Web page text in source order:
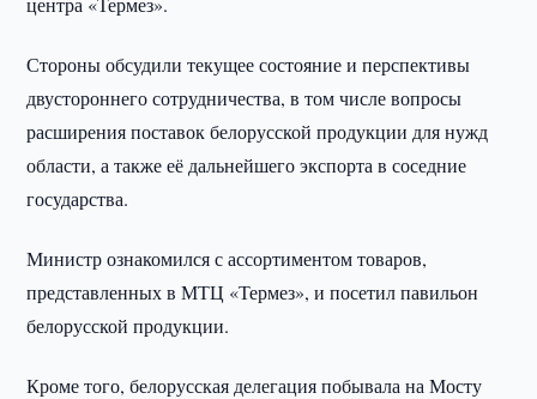
Стороны обсудили текущее состояние и перспективы
двустороннего сотрудничества, в том числе вопросы
расширения поставок белорусской продукции для нужд
области, а также её дальнейшего экспорта в соседние
государства.
Министр ознакомился с ассортиментом товаров,
представленных в МТЦ «Термез», и посетил павильон
белорусской продукции.
Кроме того, белорусская делегация побывала на Мосту